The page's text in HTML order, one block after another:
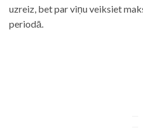
uzreiz, bet par viņu veiksiet
periodā.